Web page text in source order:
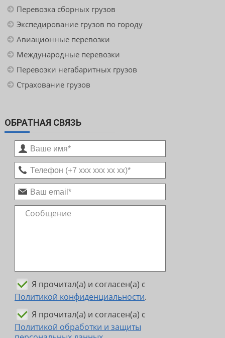
Перевозка сборных грузов
Экспедирование грузов по городу
Авиационные перевозки
Международные перевозки
Перевозки негабаритных грузов
Страхование грузов
ОБРАТНАЯ СВЯЗЬ
Я прочитал(а) и согласен(а) с
Политикой конфиденциальности.
Я прочитал(а) и согласен(а) с
Политикой обработки и защиты